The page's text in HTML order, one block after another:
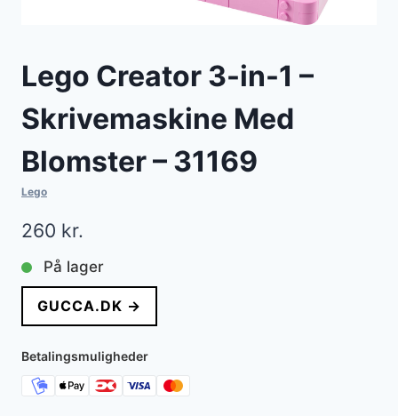
Lego Creator 3-in-1 –
Skrivemaskine Med
Blomster – 31169
Lego
260 kr.
På lager
GUCCA.DK →
Betalingsmuligheder